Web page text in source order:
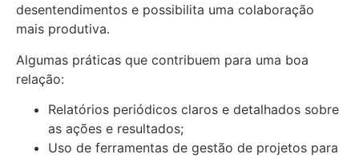
desentendimentos e possibilita uma colaboração
mais produtiva.
Algumas práticas que contribuem para uma boa
relação:
Relatórios periódicos claros e detalhados sobre
as ações e resultados;
Uso de ferramentas de gestão de projetos para